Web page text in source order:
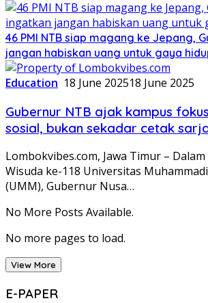
46 PMI NTB siap magang ke Jepang,
jangan habiskan uang untuk gaya
Education 18 June 202518 June 2025
Gubernur NTB ajak kampus
sosial, bukan sekadar cetak
Lombokvibes.com, Jawa Timur –
Wisuda ke-118 Universitas
(UMM), Gubernur Nusa…
No More Posts Available.
No more pages to load.
View More
E-PAPER